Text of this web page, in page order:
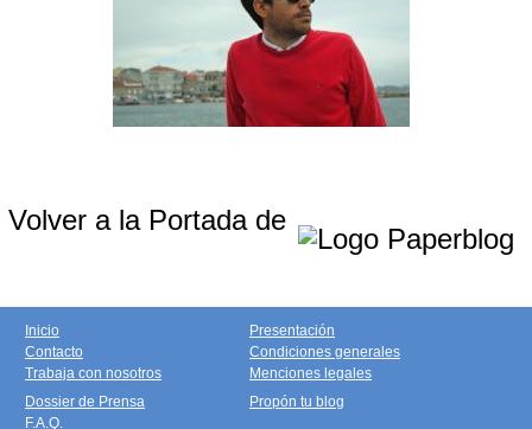
Volver a la Portada de
Inicio
Contacto
Trabaja con nosotros
Presentación
Condiciones generales
Menciones legales
Dossier de Prensa
F.A.Q.
Propón tu blog